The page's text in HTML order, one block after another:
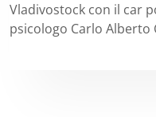
Vladivostock con il car
psicologo Carlo Alberto